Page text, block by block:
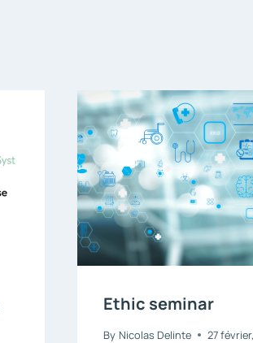
Ethic seminar
By Nicolas Delinte 27